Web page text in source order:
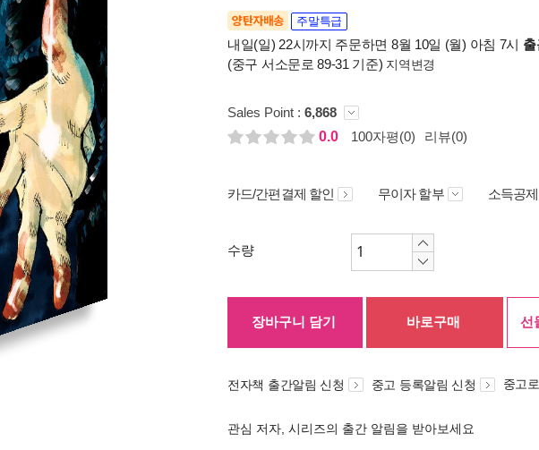
양탄자배송 주말특급
내일(일) 22시까지 주문하면 8월 10일 (월) 아침 7시
(중구 서소문로 89-31 기준) 지역변경
Sales Point : 6,868
0.0
100자평(0) 리뷰(0)
카드/간편결제 할인 무이자 할부 소득공
수량
장바구니 담기 바로구매 선
전자책 출간알림 신청 중고 등록알림 신청 중고
관심 저자, 시리즈의 출간 알림을 받아보세요